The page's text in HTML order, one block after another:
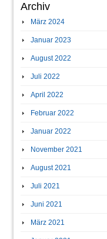
Archiv
März 2024
Januar 2023
August 2022
Juli 2022
April 2022
Februar 2022
Januar 2022
November 2021
August 2021
Juli 2021
Juni 2021
März 2021